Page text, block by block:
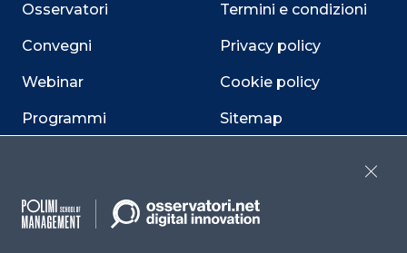
Osservatori
Convegni
Webinar
Programmi
Termini e condizioni
Privacy policy
Cookie policy
Sitemap
Cookie Center